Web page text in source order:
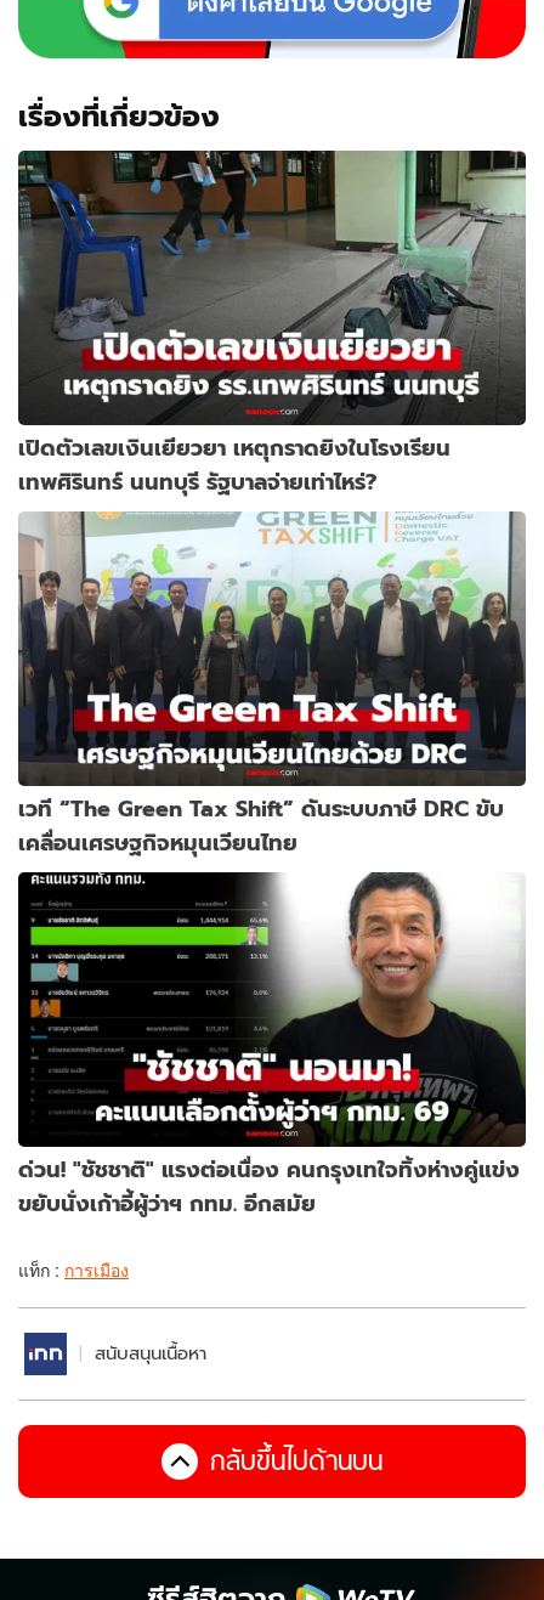
เรื่องที่เกี่ยวข้อง
เปิดตัวเลขเงินเยียวยา เหตุกราดยิงในโรงเรียน
เทพศิรินทร์ นนทบุรี รัฐบาลจ่ายเท่าไหร่?
เวที “The Green Tax Shift” ดันระบบภาษี DRC ขับ
เคลื่อนเศรษฐกิจหมุนเวียนไทย
ด่วน! "ชัชชาติ" แรงต่อเนื่อง คนกรุงเทใจทิ้งห่างคู่แข่ง
ขยับนั่งเก้าอี้ผู้ว่าฯ กทม. อีกสมัย
แท็ก : การเมือง
สนับสนุนเนื้อหา
กลับขึ้นไปด้านบน